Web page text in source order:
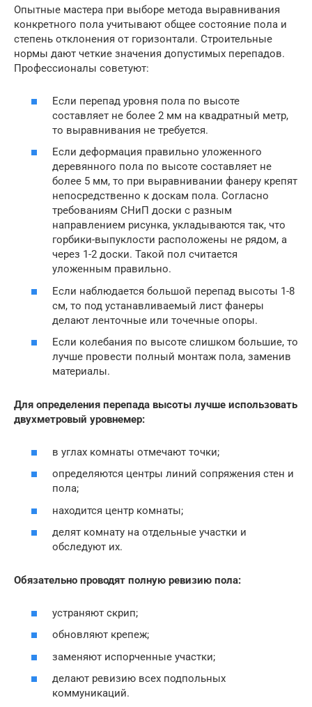
Опытные мастера при выборе метода выравнивания
конкретного пола учитывают общее состояние пола и
степень отклонения от горизонтали. Строительные
нормы дают четкие значения допустимых перепадов.
Профессионалы советуют:
Если перепад уровня пола по высоте
составляет не более 2 мм на квадратный метр,
то выравнивания не требуется.
Если деформация правильно уложенного
деревянного пола по высоте составляет не
более 5 мм, то при выравнивании фанеру крепят
непосредственно к доскам пола. Согласно
требованиям СНиП доски с разным
направлением рисунка, укладываются так, что
горбики-выпуклости расположены не рядом, а
через 1-2 доски. Такой пол считается
уложенным правильно.
Если наблюдается большой перепад высоты 1-8
см, то под устанавливаемый лист фанеры
делают ленточные или точечные опоры.
Если колебания по высоте слишком большие, то
лучше провести полный монтаж пола, заменив
материалы.
Для определения перепада высоты лучше использовать
двухметровый уровнемер:
в углах комнаты отмечают точки;
определяются центры линий сопряжения стен и
пола;
находится центр комнаты;
делят комнату на отдельные участки и
обследуют их.
Обязательно проводят полную ревизию пола:
устраняют скрип;
обновляют крепеж;
заменяют испорченные участки;
делают ревизию всех подпольных
коммуникаций.